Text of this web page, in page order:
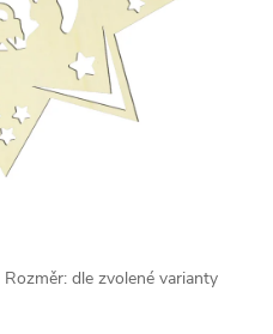
Rozměr: dle zvolené varianty